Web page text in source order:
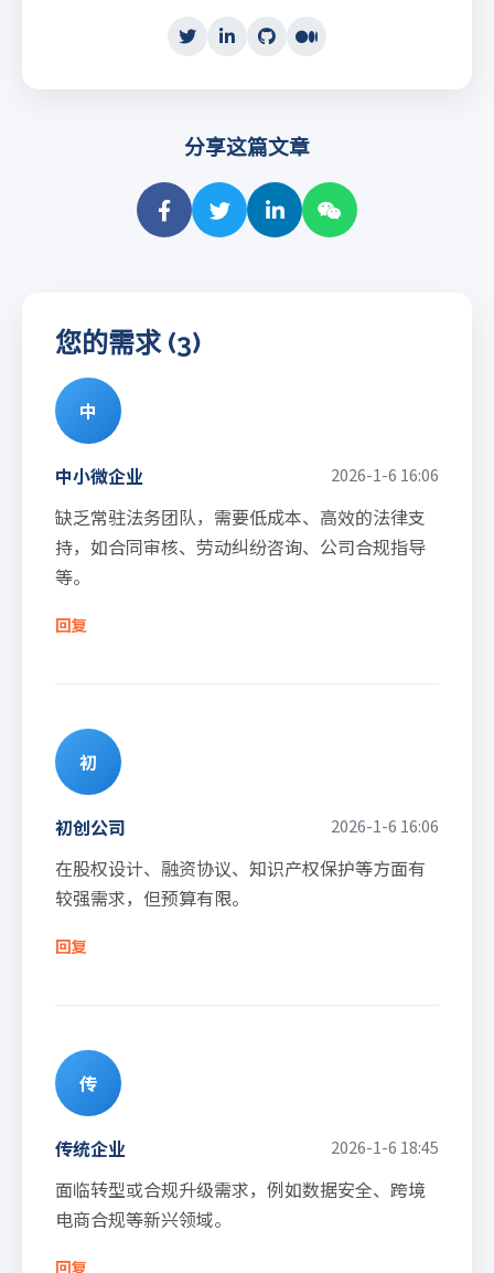
分享这篇文章
您的需求 (3)
中
中小微企业 2026-1-6 16:06
缺乏常驻法务团队，需要低成本、高效的法律支
持，如合同审核、劳动纠纷咨询、公司合规指导
等。
回复
初
初创公司 2026-1-6 16:06
在股权设计、融资协议、知识产权保护等方面有
较强需求，但预算有限。
回复
传
传统企业 2026-1-6 18:45
面临转型或合规升级需求，例如数据安全、跨境
电商合规等新兴领域。
回复